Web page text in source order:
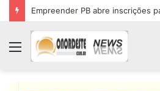
Menu